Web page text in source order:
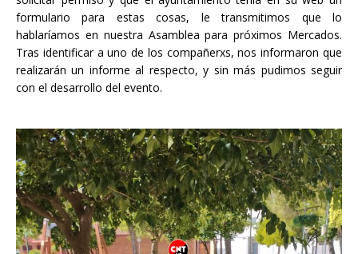
formulario para estas cosas, le transmitimos que lo
hablaríamos en nuestra Asamblea para próximos Mercados.
Tras identificar a uno de los compañerxs, nos informaron que
realizarán un informe al respecto, y sin más pudimos seguir
con el desarrollo del evento.